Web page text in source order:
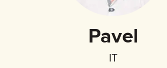
Pavel
IT